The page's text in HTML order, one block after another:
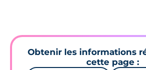
Obtenir les informations
cette page :